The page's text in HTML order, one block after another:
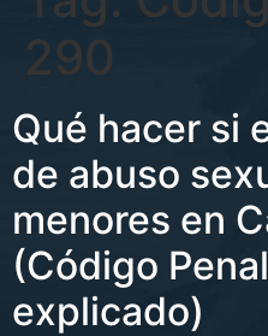
290
Qué hacer si
de abuso
menores en
(Código
explicado)